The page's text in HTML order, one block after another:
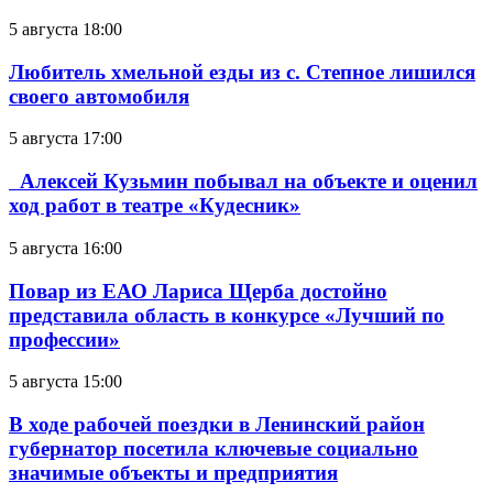
5 августа 18:00
Любитель хмельной езды из с. Степное лишился
своего автомобиля
5 августа 17:00
Алексей Кузьмин побывал на объекте и оценил
ход работ в театре «Кудесник»
5 августа 16:00
Повар из ЕАО Лариса Щерба достойно
представила область в конкурсе «Лучший по
профессии»
5 августа 15:00
В ходе рабочей поездки в Ленинский район
губернатор посетила ключевые социально
значимые объекты и предприятия